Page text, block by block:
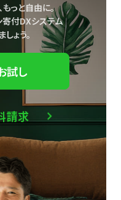
っと自由に。
付DXシステム
ょう。
試し
請求